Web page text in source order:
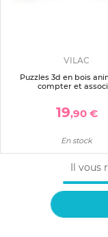
VILAC
Puzzles 3d en bois
compter et
19,90 €
En stock
Il vous